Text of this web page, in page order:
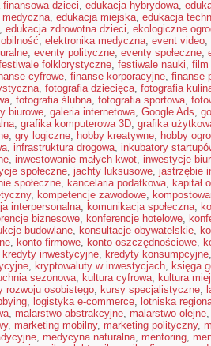
finansowa dzieci, edukacja hybrydowa,
, edukacja miejska, edukacja
, edukacja zdrowotna dzieci, ekologiczne
, elektronika medyczna, event video,
, eventy polityczne, eventy społeczne,
folklorystyczne, festiwale nauki, film
cyfrowe, finanse korporacyjne, finanse
, fotografia dziecięca, fotografia
, fotografia ślubna, fotografia sportowa,
biurowe, galeria internetowa, Google Ads,
, grafika komputerowa 3D, grafika
, gry logiczne, hobby kreatywne, hobby
, infrastruktura drogowa, inkubatory
, inwestowanie małych kwot, inwestycje
społeczne, jachty luksusowe, jastrzębie
społeczne, kancelaria podatkowa, kapitał
, kompetencje zawodowe,
interpersonalna, komunikacja społeczna,
biznesowe, konferencje hotelowe,
budowlane, konsultacje obywatelskie,
, konto firmowe, konto oszczędnościowe,
kredyty inwestycyjne, kredyty konsumpcyjne
, kryptowaluty w inwestycjach, księga
sezonowa, kultura cyfrowa, kultura
rozwoju osobistego, kursy specjalistyczne,
, logistyka e-commerce, lotniska
, malarstwo abstrakcyjne, malarstwo olejne
, marketing mobilny, marketing polityczny,
, medycyna naturalna, mentoring,